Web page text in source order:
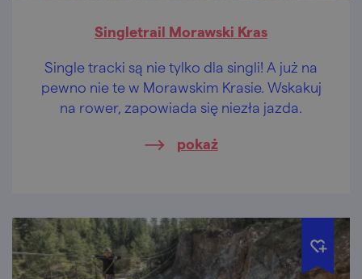
Singletrail Morawski Kras
Single tracki są nie tylko dla singli! A już na
pewno nie te w Morawskim Krasie. Wskakuj
na rower, zapowiada się niezła jazda.
pokaż